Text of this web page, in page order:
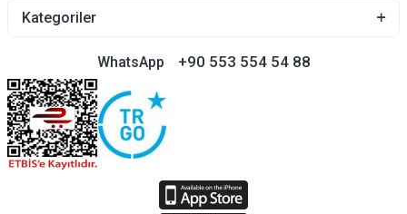
Kategoriler
WhatsApp +90 553 554 54 88